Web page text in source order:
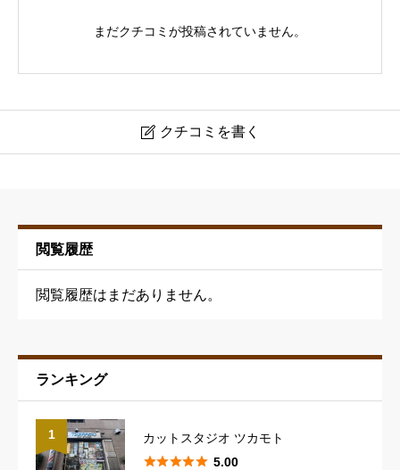
まだクチコミが投稿されていません。
 クチコミを書く
予約の取りやすさ
星の数をお選びください  
閲覧履歴
閲覧履歴はまだありません。
ランキング
1
カットスタジオ ツカモト
 5.00